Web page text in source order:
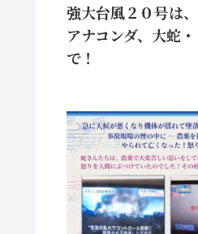
強大台風２０号は、
アナコンダ、大蛇
で！